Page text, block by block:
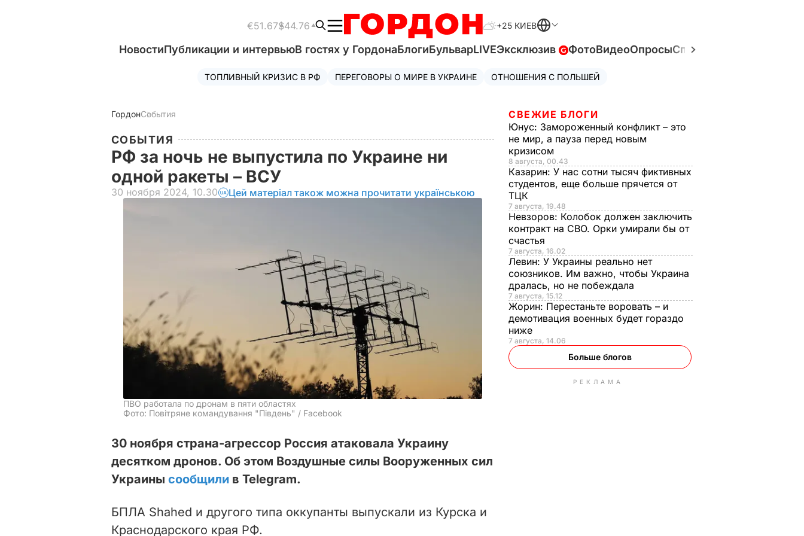
€51.67$44.76 +25 КИЕВ
НовостиПубликации и интервьюВ гостях у ГордонаБлогиБульварLIVEЭксклюзив ФотоВидеоОпросыСпецпроекты
ТОПЛИВНЫЙ КРИЗИС В РФ ПЕРЕГОВОРЫ О МИРЕ В УКРАИНЕ ОТНОШЕНИЯ С ПОЛЬШЕЙ
ГордонСобытия
СОБЫТИЯ
РФ за ночь не выпустила по Украине ни
одной ракеты – ВСУ
30 ноября 2024, 10.30 Цей матеріал також можна прочитати українською
ПВО работала по дронам в пяти областях
Фото: Повітряне командування "Південь" / Facebook
30 ноября страна-агрессор Россия атаковала Украину
десятком дронов. Об этом Воздушные силы Вооруженных сил
Украины сообщили в Telegram.
БПЛА Shahed и другого типа оккупанты выпускали из Курска и
Краснодарского края РФ.
СВЕЖИЕ БЛОГИ
Юнус: Замороженный конфликт – это
не мир, а пауза перед новым
кризисом
8 августа, 00.43
Казарин: У нас сотни тысяч фиктивных
студентов, еще больше прячется от
ТЦК
7 августа, 19.48
Невзоров: Колобок должен заключить
контракт на СВО. Орки умирали бы от
счастья
7 августа, 16.02
Левин: У Украины реально нет
союзников. Им важно, чтобы Украина
дралась, но не побеждала
7 августа, 15.12
Жорин: Перестаньте воровать – и
демотивация военных будет гораздо
ниже
7 августа, 14.06
Больше блогов
РЕКЛАМА